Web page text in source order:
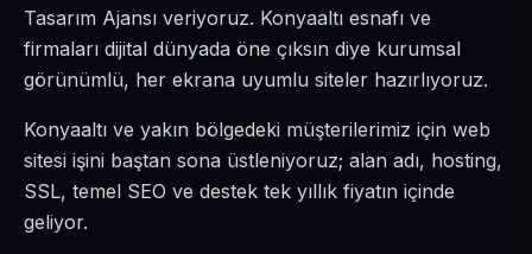
Tasarım Ajansı veriyoruz. Konyaaltı esnafı ve
firmaları dijital dünyada öne çıksın diye kurumsal
görünümlü, her ekrana uyumlu siteler hazırlıyoruz.
Konyaaltı ve yakın bölgedeki müşterilerimiz için web
sitesi işini baştan sona üstleniyoruz; alan adı, hosting,
SSL, temel SEO ve destek tek yıllık fiyatın içinde
geliyor.